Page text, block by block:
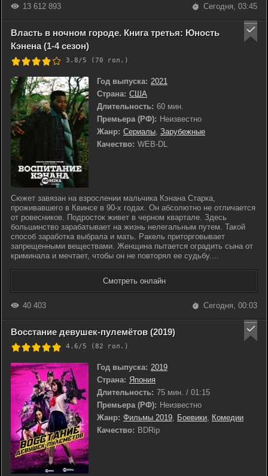
13 612 893 Сегодня, 03:45
Власть в ночном городе. Книга третья: Юность
Кэнена (1-4 сезон)
3.8/5 (70 гол.)
Год выпуска: 2021
Страна: США
Длительность: 60 мин.
Премьера (РФ): Неизвестно
Жанр: Сериалы, Зарубежные
Качество: WEB-DL
Сюжет завязан на взрослении мальчика Кэнана Старка,
проживавшего в Квинсе в 90-х годах. Он абсолютно не отличается
от ровесников. Подросток живет в черном квартале. Здесь
большинство зарабатывает на жизнь нелегальным путем. Такой
способ заработка выбрала и мать. Ракель приторговывает
запрещенными веществами. Женщина пытается оградить сына от
криминала и мечтает, чтобы он не повторял ее судьбу....
Смотреть онлайн
40 403 Сегодня, 00:03
Восстание девушек-пулемётов (2019)
4.6/5 (82 гол.)
Год выпуска: 2019
Страна: Япония
Длительность: 75 мин. / 01:15
Премьера (РФ): Неизвестно
Жанр: Фильмы 2019, Боевики, Комедии
Качество: BDRip